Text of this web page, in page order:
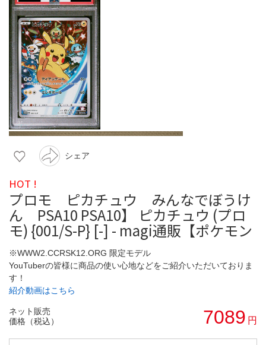
シェア
HOT !
プロモ ピカチュウ みんなでぼうけ
ん PSA10 PSA10】 ピカチュウ (プロ
モ) {001/S-P} [-] - magi通販【ポケモン
※WWW2.CCRSK12.ORG 限定モデル
YouTuberの皆様に商品の使い心地などをご紹介いただいておりま
す！
紹介動画はこちら
ネット販売
価格（税込）
7089 円